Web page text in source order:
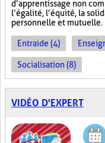
d’apprentissage non
l’égalité, l’équité, la
personnelle et mutuelle.
Entraide (4)
Socialisation (8)
VIDÉO D'EXPERT